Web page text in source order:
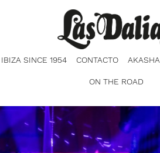
IBIZA SINCE 1954 CONTACTO AKASHA
ON THE ROAD